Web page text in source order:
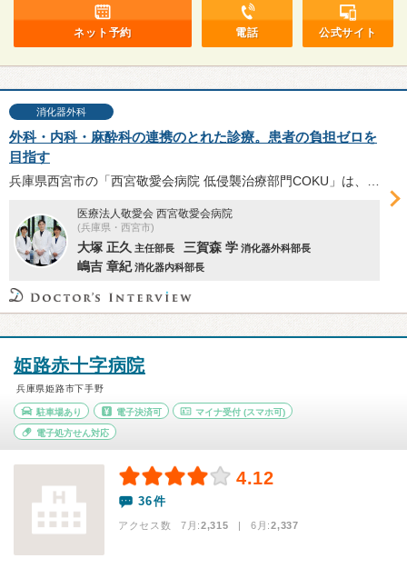
ネット予約 電話 公式サイト
消化器外科
外科・内科・麻酔科の連携のとれた診療。患者の負担ゼロを
目指す
医療法人敬愛会 西宮敬愛会病院
(兵庫県・西宮市)
大塚 正久 主任部長 三賀森 学 消化器外科部長
嶋吉 章紀 消化器内科部長
姫路赤十字病院
兵庫県姫路市下手野
駐車場あり 電子決済可 マイナ受付 (スマホ可)
電子処方せん対応
4.12
36件
アクセス数 7月:2,315 | 6月:2,337